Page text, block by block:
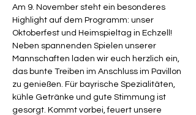
Am 9. November steht ein besonderes
Highlight auf dem Programm: unser
Oktoberfest und Heimspieltag in Echzell!
Neben spannenden Spielen unserer
Mannschaften laden wir euch herzlich ein,
das bunte Treiben im Anschluss im Pavillon
zu genießen. Für bayrische Spezialitäten,
kühle Getränke und gute Stimmung ist
gesorgt. Kommt vorbei, feuert unsere